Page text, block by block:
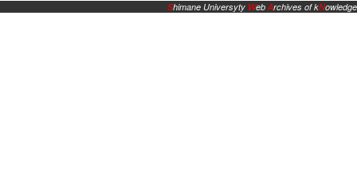
Shimane Universyty WebArchives of kNowledge